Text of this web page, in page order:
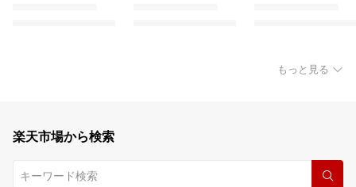
もっと見る
楽天市場から検索